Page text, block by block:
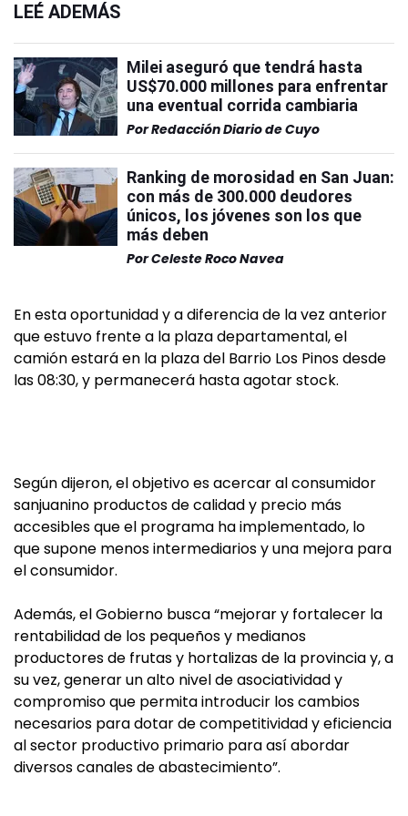
LEÉ ADEMÁS
Milei aseguró que tendrá hasta
US$70.000 millones para enfrentar
una eventual corrida cambiaria
PorRedacción Diario de Cuyo
Ranking de morosidad en San Juan:
con más de 300.000 deudores
únicos, los jóvenes son los que
más deben
PorCeleste Roco Navea
En esta oportunidad y a diferencia de la vez anterior
que estuvo frente a la plaza departamental, el
camión estará en la plaza del Barrio Los Pinos desde
las 08:30, y permanecerá hasta agotar stock.
Según dijeron, el objetivo es acercar al consumidor
sanjuanino productos de calidad y precio más
accesibles que el programa ha implementado, lo
que supone menos intermediarios y una mejora para
el consumidor.
Además, el Gobierno busca “mejorar y fortalecer la
rentabilidad de los pequeños y medianos
productores de frutas y hortalizas de la provincia y, a
su vez, generar un alto nivel de asociatividad y
compromiso que permita introducir los cambios
necesarios para dotar de competitividad y eficiencia
al sector productivo primario para así abordar
diversos canales de abastecimiento”.